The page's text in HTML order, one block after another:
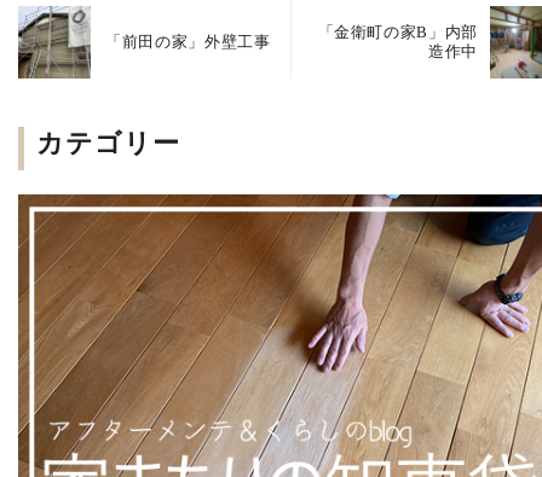
「前田の家」外壁工事
「金衛町の家B」内部
造作中
カテゴリー